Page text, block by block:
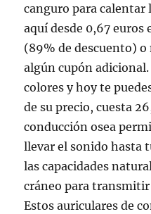
canguro para calentar
aquí desde 0,67
(89% de descuento) o
algún cupón
colores y hoy te
de su precio, cuesta
conducción osea
llevar el sonido hasta
las capacidades
cráneo para transmitir
Estos auriculares de